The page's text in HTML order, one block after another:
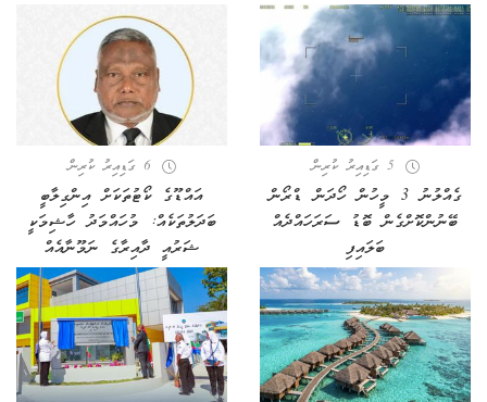
5 ގަޑިއިރު ކުރިން
ގެއްލުނު 3 މީހުން ހޯދަން ޑްރޯން
ބޭނުންކޮށްގެން ބޮޑު ސަރަހައްދެއް
ބަލައިފި
6 ގަޑިއިރު ކުރިން
އައްޑޫގެ ކޯޓުތަކަށް އިންގިލާބީ
ބަދަލުތަކެއް: މުހައްމަދު ހާޝިމަކީ
ޝަރުއީ ދާއިރާގެ ނަމޫނާއެއް